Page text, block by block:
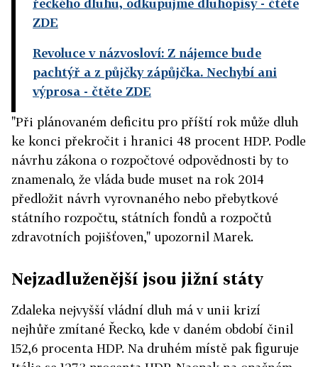
řeckého dluhu, odkupujme dluhopisy- čtěte
ZDE
Revoluce v názvosloví: Z nájemce bude
pachtýř a z půjčky zápůjčka. Nechybí ani
výprosa - čtěte ZDE
"Při plánovaném deficitu pro příští rok může dluh
ke konci překročit i hranici 48 procent HDP. Podle
návrhu zákona o rozpočtové odpovědnosti by to
znamenalo, že vláda bude muset na rok 2014
předložit návrh vyrovnaného nebo přebytkové
státního rozpočtu, státních fondů a rozpočtů
zdravotních pojišťoven," upozornil Marek.
Nejzadluženější jsou jižní státy
Zdaleka nejvyšší vládní dluh má v unii krizí
nejhůře zmítané Řecko, kde v daném období činil
152,6 procenta HDP. Na druhém místě pak figuruje